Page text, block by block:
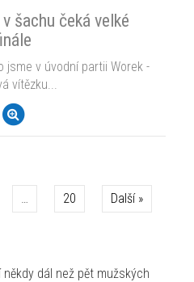
šachu čeká velké
jsme v úvodní partii Worek -
vítězku...
… 20 Další »
dál než pět mužských